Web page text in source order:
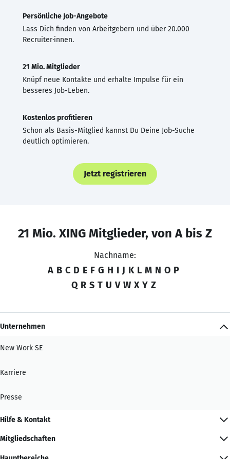
Persönliche Job-Angebote
Lass Dich finden von Arbeitgebern und über 20.000
Recruiter·innen.
21 Mio. Mitglieder
Knüpf neue Kontakte und erhalte Impulse für ein
besseres Job-Leben.
Kostenlos profitieren
Schon als Basis-Mitglied kannst Du Deine Job-Suche
deutlich optimieren.
Jetzt registrieren
21 Mio. XING Mitglieder, von A bis Z
Nachname:
A B C D E F G H I J K L M N O P
Q R S T U V W X Y Z
Unternehmen
New Work SE
Karriere
Presse
Hilfe & Kontakt
Mitgliedschaften